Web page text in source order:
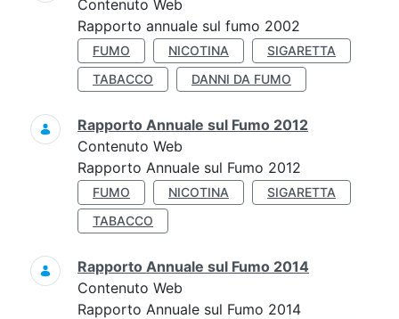
Contenuto Web
Rapporto annuale sul fumo 2002
FUMO NICOTINA
SIGARETTA
TABACCO
DANNI DA FUMO
Rapporto Annuale sul Fumo 2012
Contenuto Web
Rapporto Annuale sul Fumo 2012
FUMO NICOTINA
SIGARETTA
TABACCO
Rapporto Annuale sul Fumo 2014
Contenuto Web
Rapporto Annuale sul Fumo 2014